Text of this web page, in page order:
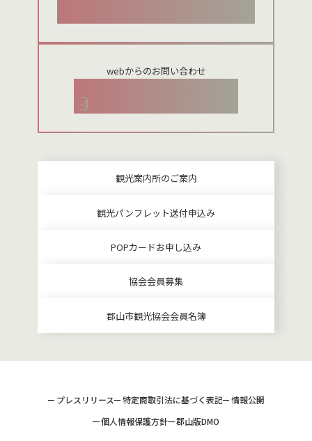
webからのお問い合わせ
観光案内所のご案内
観光パンフレット送付申込み
POPカードお申し込み
協会会員募集
郡山市観光協会会員名簿
プレスリリース 特定商取引法に基づく表記
情報公開
個人情報保護方針
郡山版DMO